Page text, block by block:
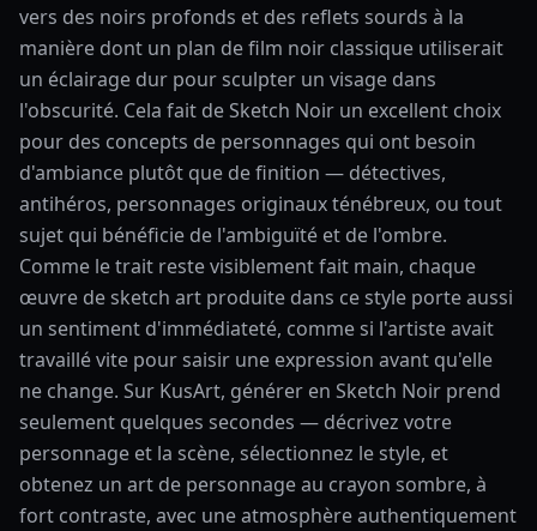
vers des noirs profonds et des reflets sourds à la
manière dont un plan de film noir classique utiliserait
un éclairage dur pour sculpter un visage dans
l'obscurité. Cela fait de Sketch Noir un excellent choix
pour des concepts de personnages qui ont besoin
d'ambiance plutôt que de finition — détectives,
antihéros, personnages originaux ténébreux, ou tout
sujet qui bénéficie de l'ambiguïté et de l'ombre.
Comme le trait reste visiblement fait main, chaque
œuvre de sketch art produite dans ce style porte aussi
un sentiment d'immédiateté, comme si l'artiste avait
travaillé vite pour saisir une expression avant qu'elle
ne change. Sur KusArt, générer en Sketch Noir prend
seulement quelques secondes — décrivez votre
personnage et la scène, sélectionnez le style, et
obtenez un art de personnage au crayon sombre, à
fort contraste, avec une atmosphère authentiquement